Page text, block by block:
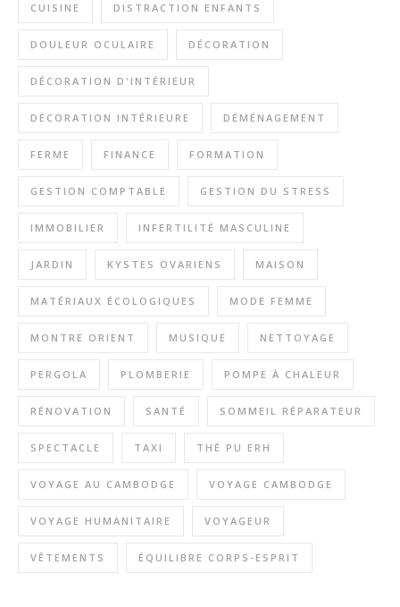
CUISINE DISTRACTION ENFANTS
DOULEUR OCULAIRE DÉCORATION
DÉCORATION D'INTÉRIEUR
DÉCORATION INTÉRIEURE DÉMÉNAGEMENT
FERME FINANCE FORMATION
GESTION COMPTABLE GESTION DU STRESS
IMMOBILIER INFERTILITÉ MASCULINE
JARDIN KYSTES OVARIENS MAISON
MATÉRIAUX ÉCOLOGIQUES MODE FEMME
MONTRE ORIENT MUSIQUE NETTOYAGE
PERGOLA PLOMBERIE POMPE À CHALEUR
RÉNOVATION SANTÉ SOMMEIL RÉPARATEUR
SPECTACLE TAXI THÉ PU ERH
VOYAGE AU CAMBODGE VOYAGE CAMBODGE
VOYAGE HUMANITAIRE VOYAGEUR
VÊTEMENTS ÉQUILIBRE CORPS-ESPRIT